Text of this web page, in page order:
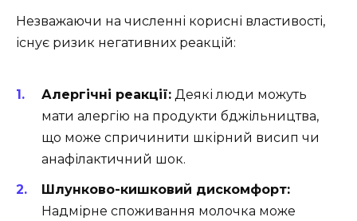
Незважаючи на численні корисні властивості,
існує ризик негативних реакцій:
Алергічні реакції: Деякі люди можуть
мати алергію на продукти бджільництва,
що може спричинити шкірний висип чи
анафілактичний шок.
Шлунково-кишковий дискомфорт:
Надмірне споживання молочка може